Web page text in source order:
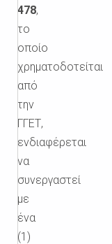
478,
το
οποίο
χρηματοδοτείται
από
την
ΓΓΕΤ,
ενδιαφέρεται
να
συνεργαστεί
με
ένα
(1)